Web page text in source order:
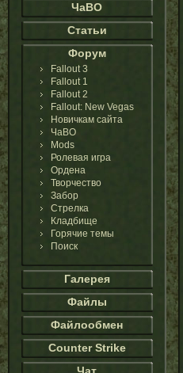
ЧаВО
Статьи
Форум
Fallout 3
Fallout 1
Fallout 2
Fallout: New Vegas
Новичкам сайта
ЧаВО
Mods
Ролевая игра
Ордена
Творчество
Забор
Стрелка
Кладбище
Горячие темы
Поиск
Галерея
Файлы
Файлообмен
Counter Strike